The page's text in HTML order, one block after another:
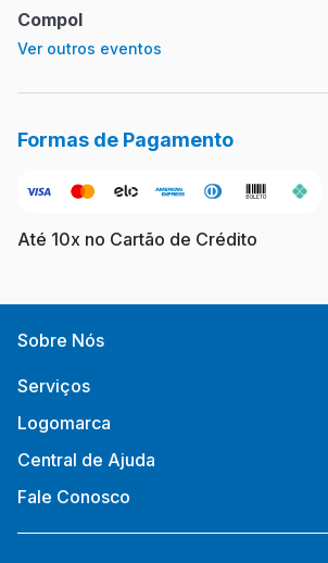
Compol
Ver outros eventos
Formas de Pagamento
Até 10x no Cartão de Crédito
Sobre Nós
Serviços
Logomarca
Central de Ajuda
Fale Conosco